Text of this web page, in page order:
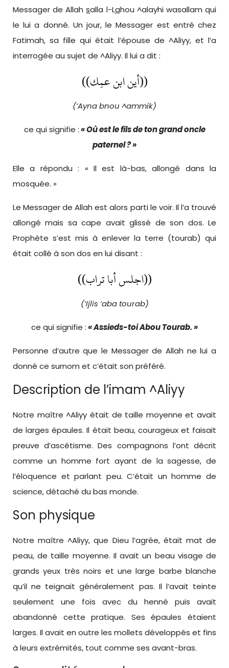
Messager de Allahsalla l-Lahou ^alayhi wasallam qui
le lui a donné. Un jour, le Messager est entré chez
Fatimah, sa fille qui était l’épouse de ^Aliyy, et l’a
interrogée au sujet de ^Aliyy. Il lui a dit :
((أين ابن عمِك))
(‘Ayna bnou ^ammik)
ce qui signifie :« Où est le fils de ton grand oncle
paternel ? »
Elle a répondu : « Il est là-bas, allongé dans la
mosquée. »
Le Messager de Allah est alors parti le voir. Il l’a trouvé
allongé mais sa cape avait glissé de son dos. Le
Prophète s’est mis à enlever la terre (tourab) qui
était collé à son dos en lui disant :
((اجلس أبا تراب))
(‘Ijlis ‘aba tourab)
ce qui signifie :« Assieds-toi Abou Tourab. »
Personne d’autre que le Messager de Allah ne lui a
donné ce surnom et c’était son préféré.
Description de l’imam ^Aliyy
Notre maître ^Aliyy était de taille moyenne et avait
de larges épaules. Il était beau, courageux et faisait
preuve d’ascétisme. Des compagnons l’ont décrit
comme un homme fort ayant de la sagesse, de
l’éloquence et parlant peu. C’était un homme de
science, détaché du bas monde.
Son physique
Notre maître ^Aliyy, que Dieu l’agrée, était mat de
peau, de taille moyenne. Il avait un beau visage de
grands yeux très noirs et une large barbe blanche
qu’il ne teignait généralement pas. Il l’avait teinte
seulement une fois avec du henné puis avait
abandonné cette pratique. Ses épaules étaient
larges. Il avait en outre les mollets développés et fins
à leurs extrémités, tout comme ses avant-bras.